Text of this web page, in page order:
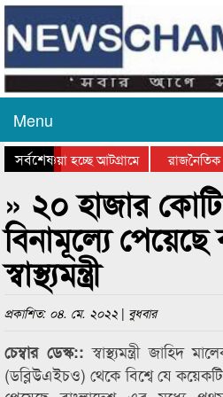
Menu
সর্বশেষ
যাওয়া হচ্ছে আটগ্রামে
রাজনৈতিক
সিলেটে
» ২০ হাজার
বিনামূল্যে
স্বাস্থ্যমন্ত্রী
প্রকাশিত: ০৪. মে. ২০২২ | বুধবার
চেম্বার ডেস্ক::স্বাস্থ্যমন্ত্রী জাহিদ
(ডব্লিউএইচও) থেকে বিশ্বে যে